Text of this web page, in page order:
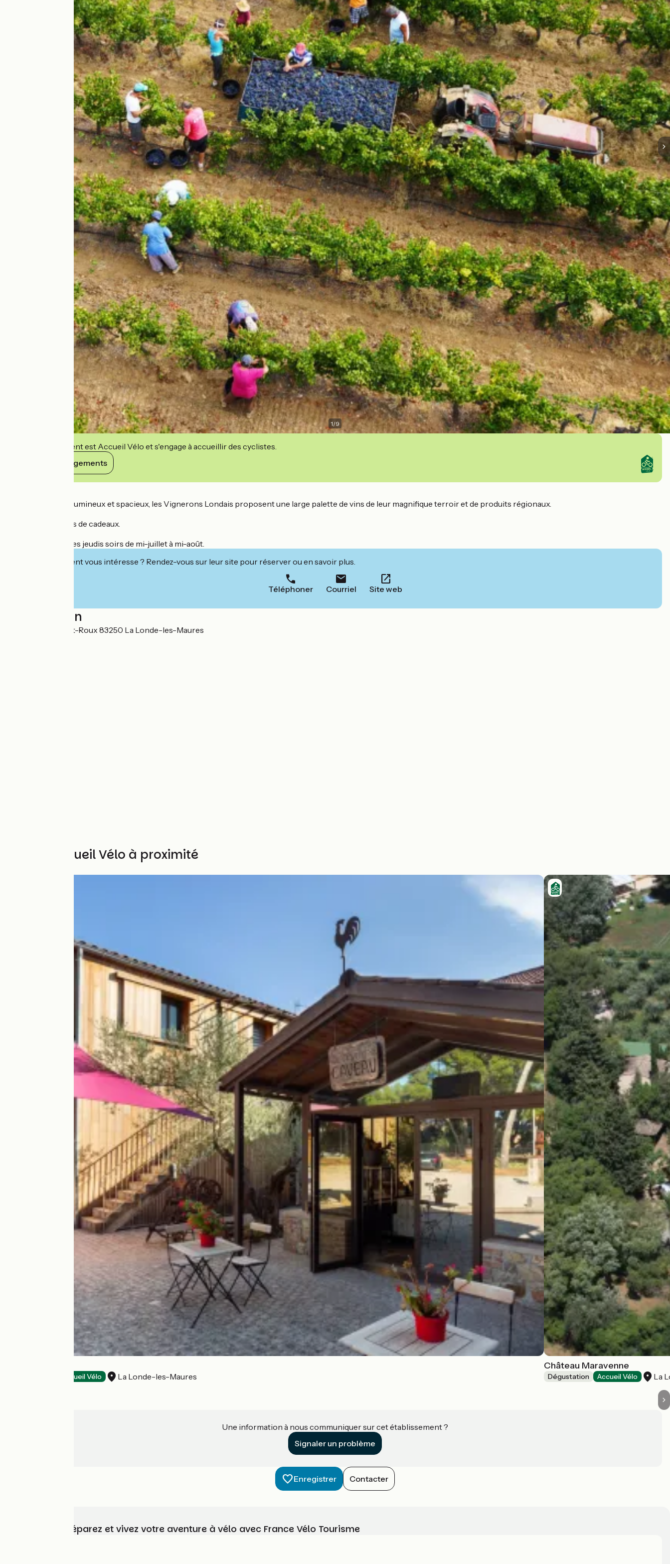
1/9
Cet établissement est Accueil Vélo et s'engage à accueillir des cyclistes.
Voir ses engagements
Dans leur caveau lumineux et spacieux, les Vignerons Londais proposent une large palette de vins de leur magnifique terroir et de produits régionaux.
Nombreuses idées de cadeaux.
Animations tous les jeudis soirs de mi-juillet à mi-août.
Cet établissement vous intéresse ? Rendez-vous sur leur site pour réserver ou en savoir plus.
Téléphoner Courriel Site web
Localisation
363 avenue Albert-Roux 83250 La Londe-les-Maures
Autres Accueil Vélo à proximité
Accueil Vélo La Londe-les-Maures
Château Maravenne
Dégustation Accueil Vélo La
Une information à nous communiquer sur cet établissement ?
Signaler un problème
Enregistrer Contacter
Choisissez, préparez et vivez votre aventure à vélo avec France Vélo Tourisme